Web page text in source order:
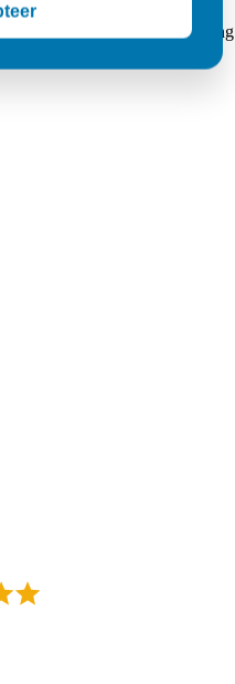
zeer klantvriendelijk. De